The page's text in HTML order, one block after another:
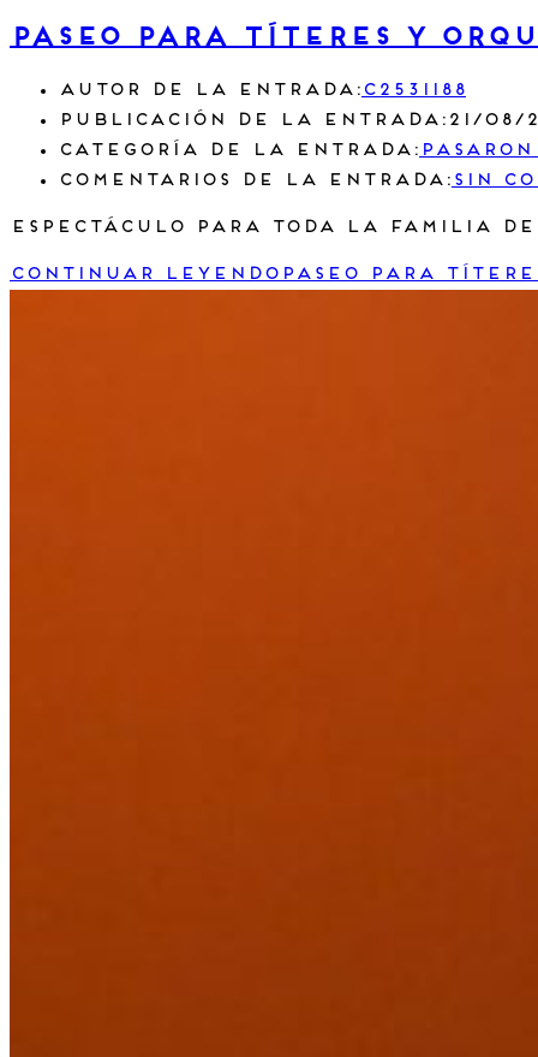
Paseo para títeres y
Autor de la entrada: c2531188
Publicación de la entrada: 21/08/
Categoría de la entrada:
Comentarios de la entrada: Sin
Espectáculo para toda la familia
Continuar leyendo Paseo para